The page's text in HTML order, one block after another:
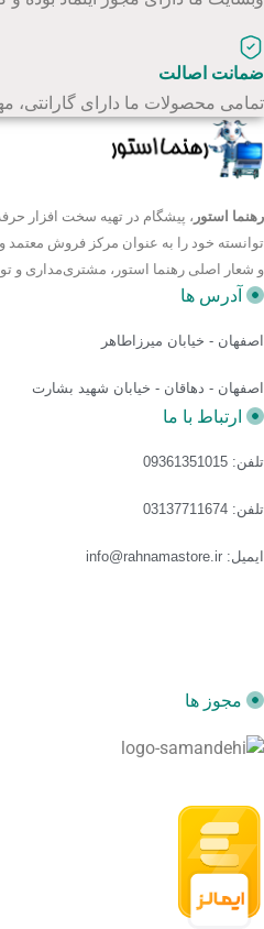
ضمانت اصالت
تمامی محصولات ما دارای
رهنما استور ، پیشگام در تهیه سخت افزار
توانسته خود را به عنوان مرکز فروش
و شعار اصلی رهنما استور، مشتری‌مداری و
آدرس ها
اصفهان - خیابان میرزاطاهر
اصفهان - دهاقان - خیابان شهید بشارت
ارتباط با ما
تلفن: 09361351015
تلفن: 03137711674
ایمیل: info@rahnamastore.ir
مجوز ها